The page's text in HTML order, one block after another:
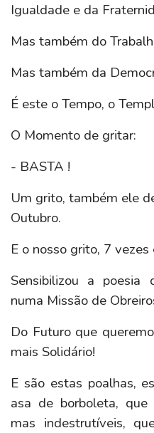
Igualdade e da
Mas também do
Mas também da
É este o Tempo, o
O Momento de gritar:
- BASTA !
Um grito, também ele
Outubro.
E o nosso grito, 7
Sensibilizou a poesia
numa Missão de
Do Futuro que
mais Solidário!
E são estas poalhas,
asa de borboleta,
mas indestrutíveis,